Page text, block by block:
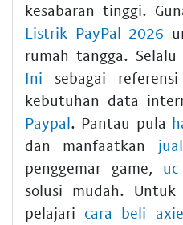
kesabaran tinggi.
Listrik PayPal 2026
rumah tangga. Selalu
Ini sebagai
kebutuhan data
Paypal. Pantau pula
dan manfaatkan
penggemar game,
solusi mudah. Untuk
pelajari cara beli